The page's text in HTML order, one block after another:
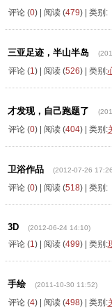
评论 (0) | 阅读 (479) | 类别:
三亚足迹，半山半岛
评论 (1) | 阅读 (526) | 类别:
才发现，自己跑题了
评论 (0) | 阅读 (404) | 类别:
卫浴作品 (2012-07-26
评论 (0) | 阅读 (518) | 类别:
3D (2012-06-24 14:10)
评论 (1) | 阅读 (499) | 类别:
手绘 (2011-10-30 11:52)
评论 (4) | 阅读 (498) | 类别: